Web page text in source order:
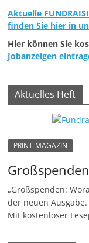
g
|
S
p
d
e
V
e
r
e
Aktuelle
finden Sie hier in
Hier können Sie
Jobanzeigen
Aktuelles Heft
PRINT-MAGAZIN
„Großspenden:
der neuen
Mit kostenloser